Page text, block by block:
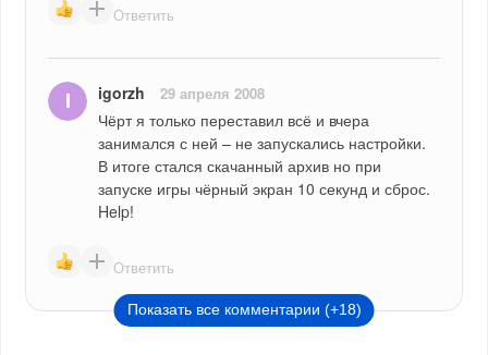
Ответить
igorzh 29 апреля 2008
Чёрт я только переставил всё и вчера
занимался с ней – не запускались настройки.
В итоге стался скачанный архив но при
запуске игры чёрный экран 10 секунд и сброс.
Help!
Ответить
Показать все комментарии (+18)